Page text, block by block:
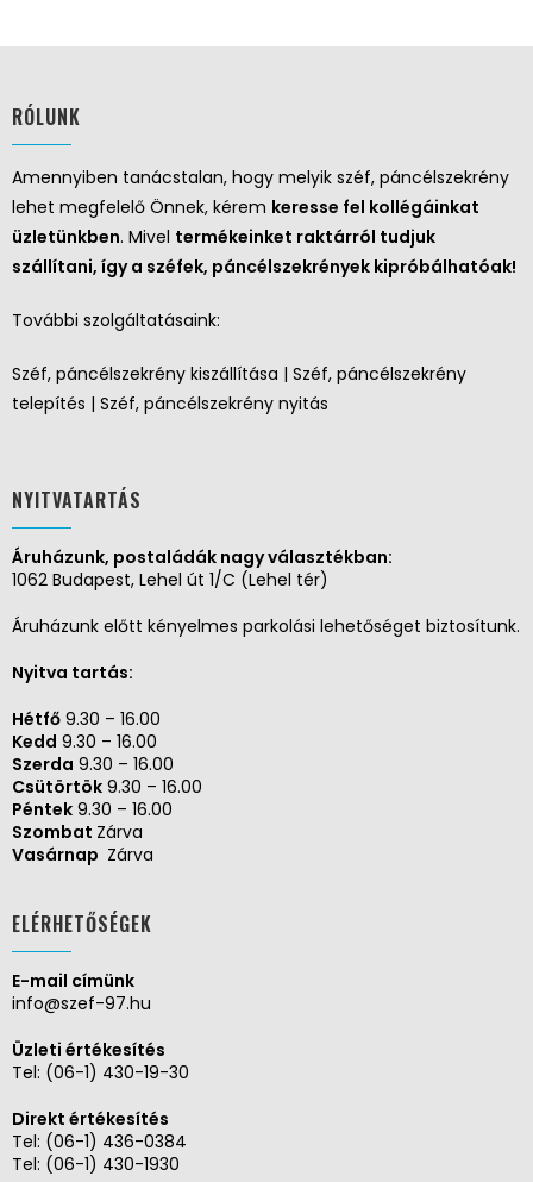
RÓLUNK
Amennyiben tanácstalan, hogy melyik széf, páncélszekrény
lehet megfelelő Önnek, kérem keresse fel kollégáinkat
üzletünkben. Mivel termékeinket raktárról tudjuk
szállítani, így a széfek, páncélszekrények kipróbálhatóak!
További szolgáltatásaink:
Széf, páncélszekrény kiszállítása | Széf, páncélszekrény
telepítés | Széf, páncélszekrény nyitás
NYITVATARTÁS
Áruházunk, postaládák nagy választékban:
1062 Budapest, Lehel út 1/C (Lehel tér)
Áruházunk előtt kényelmes parkolási lehetőséget biztosítunk.
Nyitva tartás:
Hétfő 9.30 – 16.00
Kedd 9.30 – 16.00
Szerda 9.30 – 16.00
Csütörtök 9.30 – 16.00
Péntek 9.30 – 16.00
Szombat Zárva
Vasárnap Zárva
ELÉRHETŐSÉGEK
E-mail címünk
info@szef-97.hu
Üzleti értékesítés
Tel: (06-1) 430-19-30
Direkt értékesítés
Tel: (06-1) 436-0384
Tel: (06-1) 430-1930